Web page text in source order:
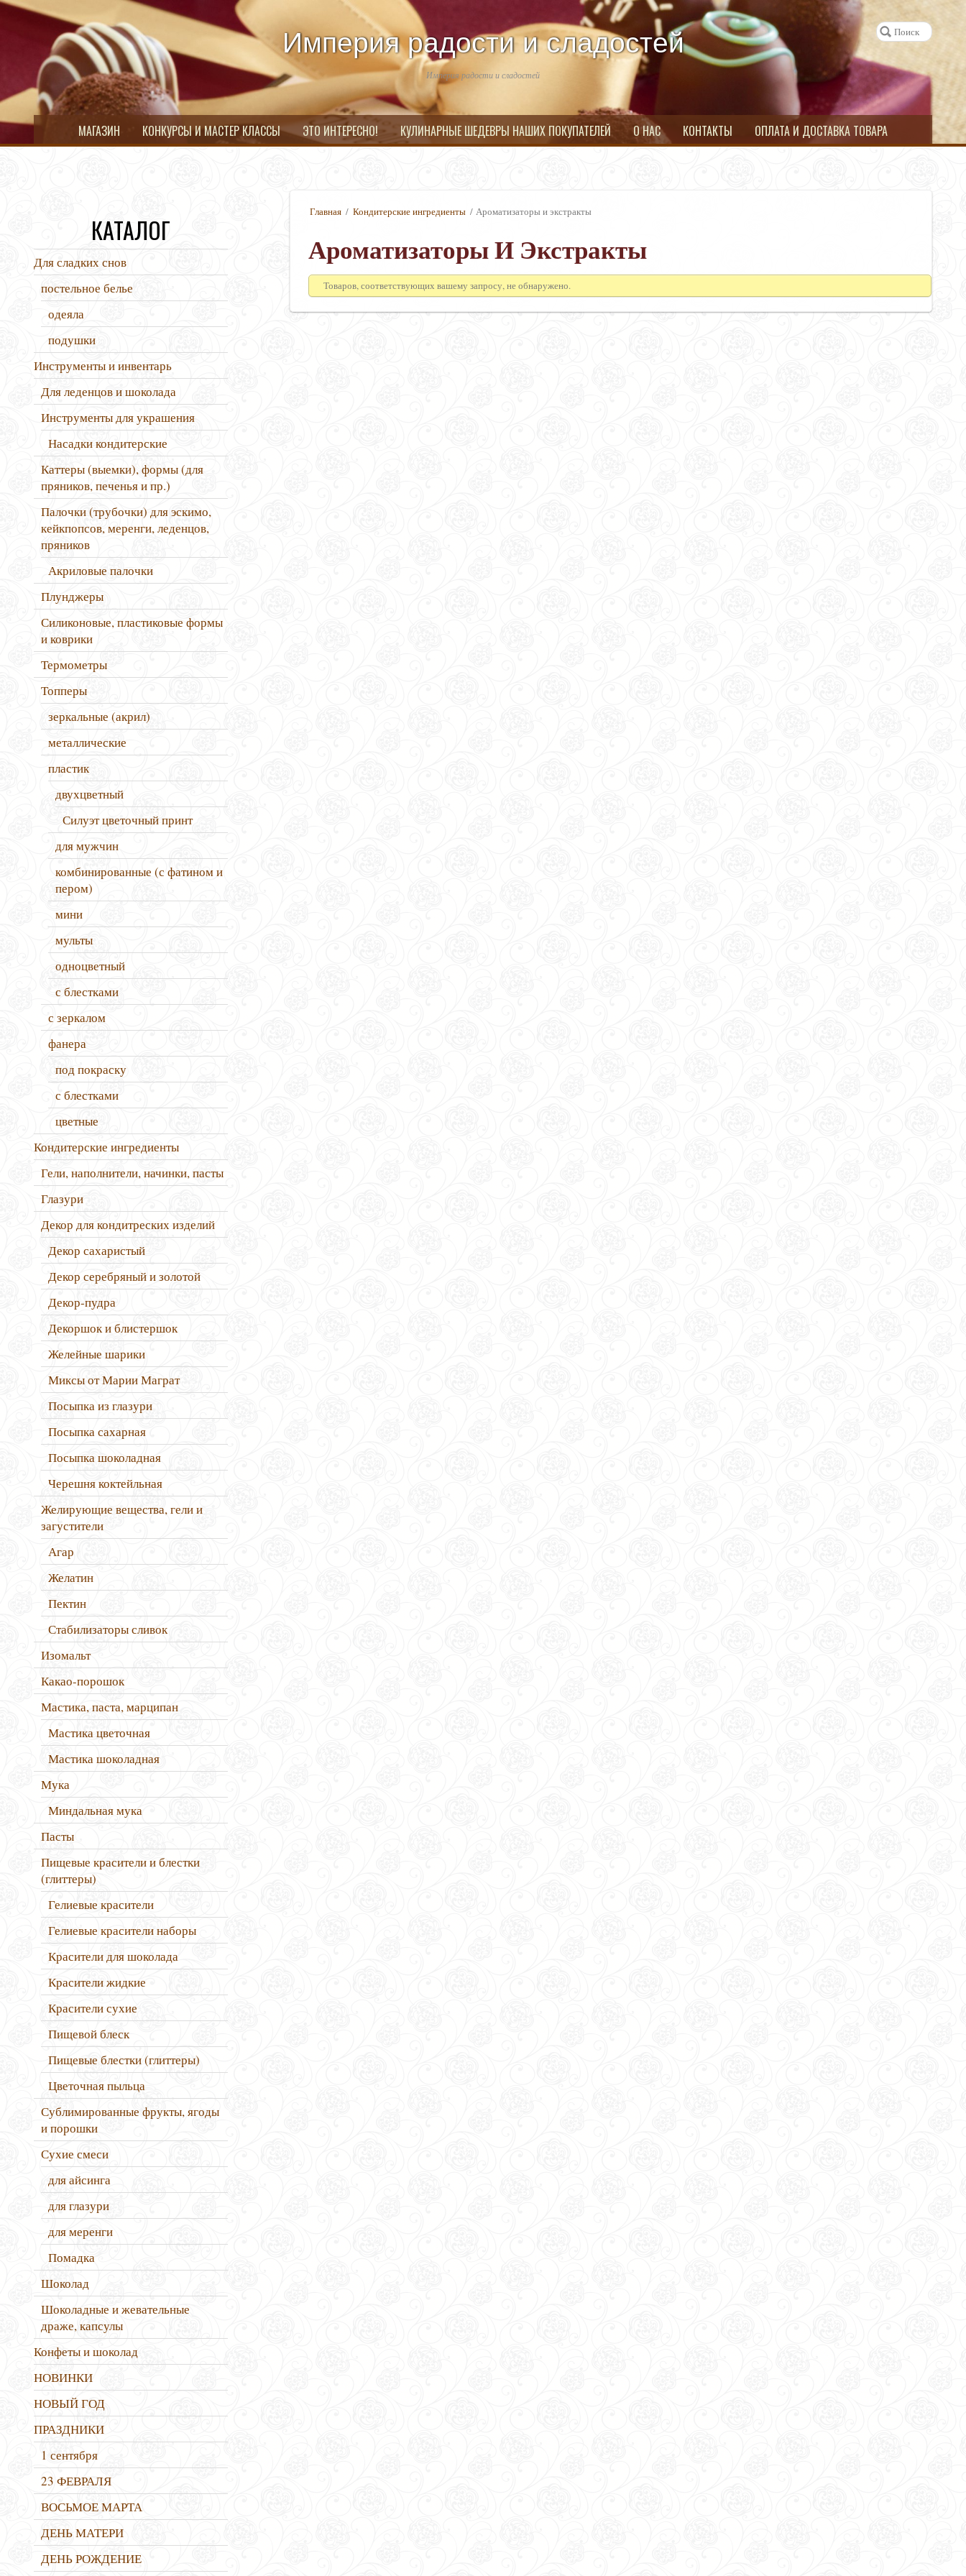
Империя радости и сладостей
Империя радости и сладостей
МАГАЗИН КОНКУРСЫ И МАСТЕР КЛАССЫ ЭТО ИНТЕРЕСНО! КУЛИНАРНЫЕ ШЕДЕВРЫ НАШИХ ПОКУПАТЕЛЕЙ О НАС КОНТАКТЫ ОПЛАТА И ДОСТАВКА ТОВАРА
Главная / Кондитерские ингредиенты / Ароматизаторы и экстракты
Ароматизаторы И Экстракты
Товаров, соответствующих вашему запросу, не обнаружено.
КАТАЛОГ
Для сладких снов
постельное белье
одеяла
подушки
Инструменты и инвентарь
Для леденцов и шоколада
Инструменты для украшения
Насадки кондитерские
Каттеры (выемки), формы (для
пряников, печенья и пр.)
Палочки (трубочки) для эскимо,
кейкпопсов, меренги, леденцов,
пряников
Акриловые палочки
Плунджеры
Силиконовые, пластиковые формы
и коврики
Термометры
Топперы
зеркальные (акрил)
металлические
пластик
двухцветный
Силуэт цветочный принт
для мужчин
комбинированные (с фатином и
пером)
мини
мульты
одноцветный
с блестками
с зеркалом
фанера
под покраску
с блестками
цветные
Кондитерские ингредиенты
Гели, наполнители, начинки, пасты
Глазури
Декор для кондитреских изделий
Декор сахаристый
Декор серебряный и золотой
Декор-пудра
Декоршок и блистершок
Желейные шарики
Миксы от Марии Маграт
Посыпка из глазури
Посыпка сахарная
Посыпка шоколадная
Черешня коктейльная
Желирующие вещества, гели и
загустители
Агар
Желатин
Пектин
Стабилизаторы сливок
Изомальт
Какао-порошок
Мастика, паста, марципан
Мастика цветочная
Мастика шоколадная
Мука
Миндальная мука
Пасты
Пищевые красители и блестки
(глиттеры)
Гелиевые красители
Гелиевые красители наборы
Красители для шоколада
Красители жидкие
Красители сухие
Пищевой блеск
Пищевые блестки (глиттеры)
Цветочная пыльца
Сублимированные фрукты, ягоды
и порошки
Сухие смеси
для айсинга
для глазури
для меренги
Помадка
Шоколад
Шоколадные и жевательные
драже, капсулы
Конфеты и шоколад
НОВИНКИ
НОВЫЙ ГОД
ПРАЗДНИКИ
1 сентября
23 ФЕВРАЛЯ
ВОСЬМОЕ МАРТА
ДЕНЬ МАТЕРИ
ДЕНЬ РОЖДЕНИЕ